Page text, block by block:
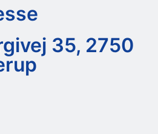
35, 2750